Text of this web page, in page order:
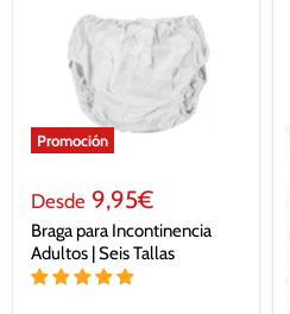
Promoción
Desde 9,95€
Braga para Incontinencia
Adultos | Seis Tallas